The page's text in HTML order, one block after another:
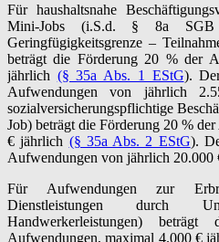
Für haushaltsnahe
Mini-Jobs (i.S.d. § 8a
Geringfügigkeitsgrenze –
beträgt die Förderung 20 % der
jährlich (§ 35a Abs. 1 EStG).
Aufwendungen von jährlich
sozialversicherungspflichtige
Job) beträgt die Förderung 20 %
€ jährlich (§ 35a Abs. 2 EStG).
Aufwendungen von jährlich 20.000
Für Aufwendungen zur
Dienstleistungen durch
Handwerkerleistungen)
Aufwendungen, maximal 4.000 €